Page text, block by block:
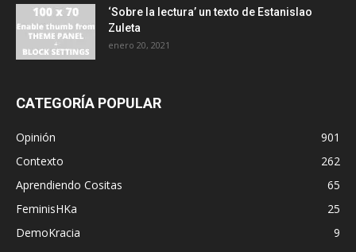
‘Sobre la lectura’ un texto de Estanislao
Zuleta
enero 20, 2021
CATEGORÍA POPULAR
Opinión
901
Contexto
262
Aprendiendo Cositas
65
FeminisHKa
25
DemoKracia
9